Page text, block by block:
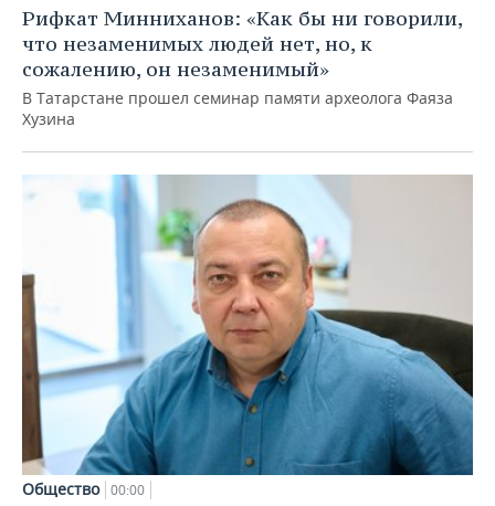
Рифкат Минниханов: «Как бы ни говорили,
что незаменимых людей нет, но, к
сожалению, он незаменимый»
В Татарстане прошел семинар памяти археолога Фаяза
Хузина
Общество 00:00